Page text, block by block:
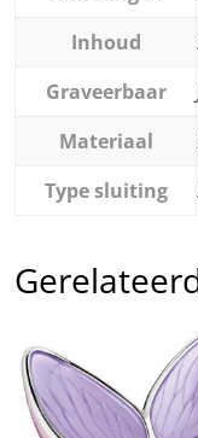
Inhoud
Graveerbaar
Materiaal
Type sluiting